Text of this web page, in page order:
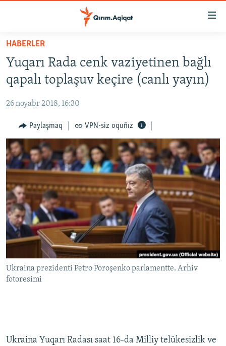
Esas
qaytmaq
Baş
navigatsiyağa
qaytmaq
qaytmaq
SİYASET
İQTİSADİYAT
CEMİYET
MEDENİYET
İNSAN AQLARI
VİDEO
SÜRET
BLOGLAR
FİKİR
Русский
Українською
RFE/RS bütün saytları
HABERLER
Yuqarı Rada cenk vaziyetinen bağlı
qapalı toplaşuv keçire (canlı yayın)
26 noyabr 2018, 16:30
Paylaşmaq VPN-siz oquñız
Ukraina prezidenti Petro Poroşenko parlamentte. Arhiv
fotoresimi
Ukraina Yuqarı Radası saat 16-da Milliy telükesizlik ve